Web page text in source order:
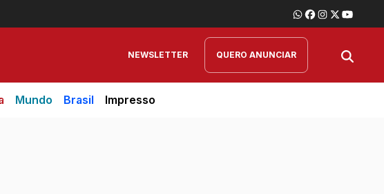
NEWSLETTER QUERO ANUNCIAR
Mundo Brasil Impresso